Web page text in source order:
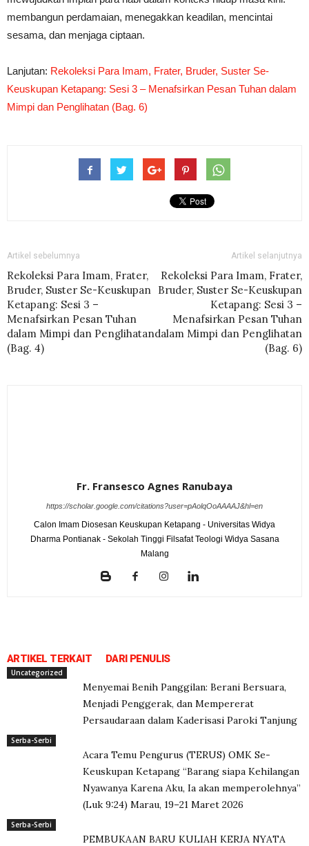
membangun perdamaian, menegakkan keadilan, mencintai
sesama, dan menjaga ciptaan.
Lanjutan: Rekoleksi Para Imam, Frater, Bruder, Suster Se-
Keuskupan Ketapang: Sesi 3 – Menafsirkan Pesan Tuhan dalam
Mimpi dan Penglihatan (Bag. 6)
Artikel sebelumnya
Rekoleksi Para Imam, Frater,
Bruder, Suster Se-Keuskupan
Ketapang: Sesi 3 –
Menafsirkan Pesan Tuhan
dalam Mimpi dan Penglihatan
(Bag. 4)
Artikel selanjutnya
Rekoleksi Para Imam, Frater,
Bruder, Suster Se-Keuskupan
Ketapang: Sesi 3 –
Menafsirkan Pesan Tuhan
dalam Mimpi dan Penglihatan
(Bag. 6)
Fr. Fransesco Agnes Ranubaya
https://scholar.google.com/citations?user=pAolqOoAAAAJ&hl=en
Calon Imam Diosesan Keuskupan Ketapang - Universitas Widya
Dharma Pontianak - Sekolah Tinggi Filsafat Teologi Widya Sasana
Malang
ARTIKEL TERKAIT DARI PENULIS
Uncategorized
Menyemai Benih Panggilan: Berani Bersuara,
Menjadi Penggerak, dan Mempererat
Persaudaraan dalam Kaderisasi Paroki Tanjung
Serba-Serbi
Acara Temu Pengurus (TERUS) OMK Se-
Keuskupan Ketapang “Barang siapa Kehilangan
Nyawanya Karena Aku, Ia akan memperolehnya”
(Luk 9:24) Marau, 19–21 Maret 2026
Serba-Serbi
PEMBUKAAN BARU KULIAH KERJA NYATA